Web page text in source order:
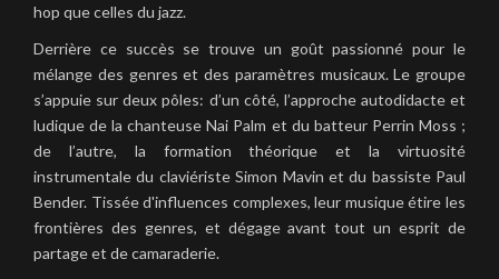
hop que celles du jazz.
Derrière ce succès se trouve un goût passionné pour le
mélange des genres et des paramètres musicaux. Le groupe
s’appuie sur deux pôles: d’un côté, l’approche autodidacte et
ludique de la chanteuse Nai Palm et du batteur Perrin Moss ;
de l’autre, la formation théorique et la virtuosité
instrumentale du claviériste Simon Mavin et du bassiste Paul
Bender. Tissée d'influences complexes, leur musique étire les
frontières des genres, et dégage avant tout un esprit de
partage et de camaraderie.